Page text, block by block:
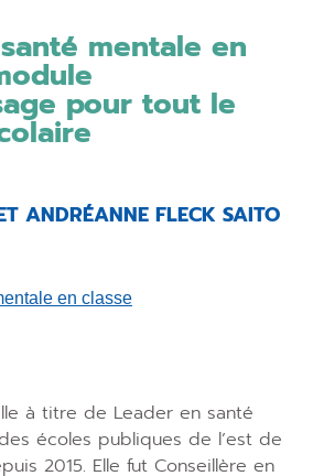
santé mentale en
pour tout le
ANDRÉANNE FLECK SAITO
en classe
à titre de Leader en santé
écoles publiques de l’est de
2015. Elle fut Conseillère en